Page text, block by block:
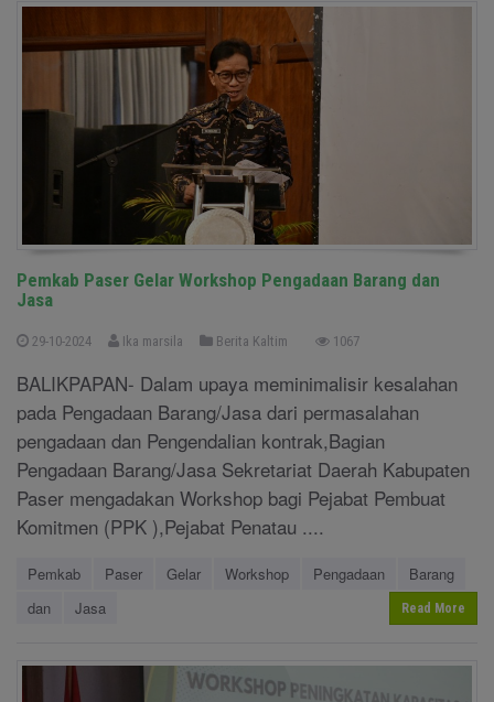
Pemkab Paser Gelar Workshop Pengadaan Barang dan
Jasa
29-10-2024 Ika marsila Berita Kaltim 1067
BALIKPAPAN- Dalam upaya meminimalisir kesalahan
pada Pengadaan Barang/Jasa dari permasalahan
pengadaan dan Pengendalian kontrak,Bagian
Pengadaan Barang/Jasa Sekretariat Daerah Kabupaten
Paser mengadakan Workshop bagi Pejabat Pembuat
Komitmen (PPK ),Pejabat Penatau ....
Pemkab Paser Gelar Workshop Pengadaan
Barang
dan
Jasa Read More